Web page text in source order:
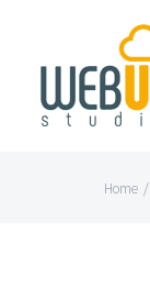
Home /